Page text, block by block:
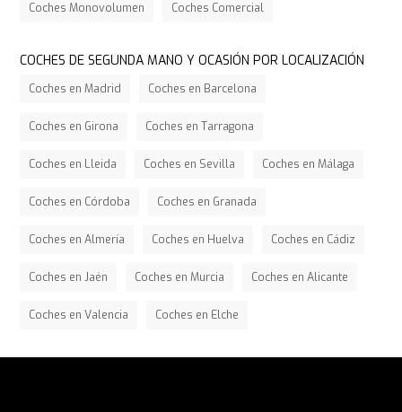
Coches Monovolumen Coches Comercial
COCHES DE SEGUNDA MANO Y OCASIÓN POR LOCALIZACIÓN
Coches en Madrid Coches en Barcelona
Coches en Girona Coches en Tarragona
Coches en Lleida Coches en Sevilla Coches en Málaga
Coches en Córdoba Coches en Granada
Coches en Almería Coches en Huelva Coches en Cádiz
Coches en Jaén Coches en Murcia Coches en Alicante
Coches en Valencia Coches en Elche